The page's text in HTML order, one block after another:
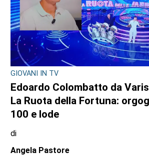
GIOVANI IN TV
Edoardo Colombatto da
La Ruota della Fortuna:
100 e lode
di
Angela Pastore